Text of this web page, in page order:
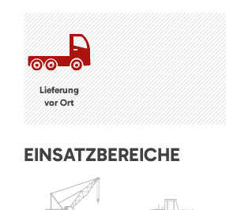
Lieferung
vor Ort
EINSATZBEREICHE